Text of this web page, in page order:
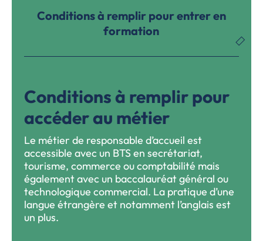
Conditions à remplir pour entrer en
formation
Conditions à remplir pour
accéder au métier
Le métier de responsable d’accueil est
accessible avec un BTS en secrétariat,
tourisme, commerce ou comptabilité mais
également avec un baccalauréat général ou
technologique commercial. La pratique d’une
langue étrangère et notamment l’anglais est
un plus.